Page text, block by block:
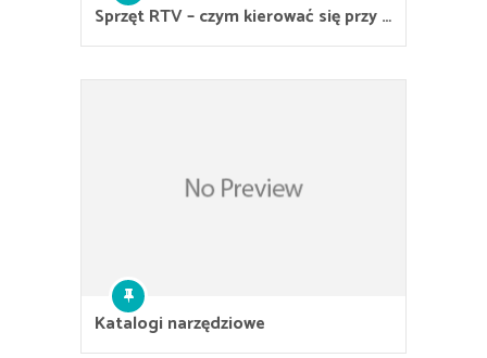
Sprzęt RTV – czym kierować się przy …
Katalogi narzędziowe